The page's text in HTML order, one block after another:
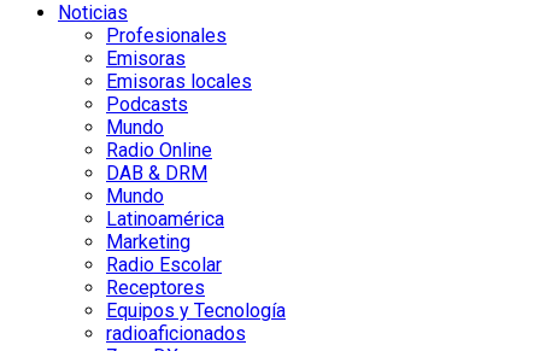
Noticias
Profesionales
Emisoras
Emisoras locales
Podcasts
Mundo
Radio Online
DAB & DRM
Mundo
Latinoamérica
Marketing
Radio Escolar
Receptores
Equipos y Tecnología
radioaficionados